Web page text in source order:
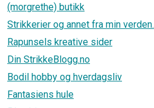
(morgrethe) butikk
Strikkerier og annet fra min verden.
Rapunsels kreative sider
Din StrikkeBlogg.no
Bodil hobby og hverdagsliv
Fantasiens hule